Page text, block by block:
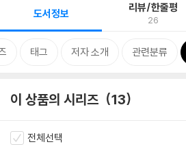
도서정보 리뷰/한줄평
26
태그 저자 소개 관련분류
이 상품의 시리즈 13
전체선택